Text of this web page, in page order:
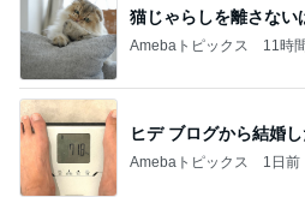
猫じゃらしを離さない
Amebaトピックス 11時
ヒデ ブログから結婚
Amebaトピックス 1日前